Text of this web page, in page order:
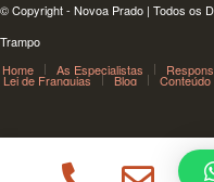
© Copyright - Novoa Prado | Todos os
Trampo
Home
As Especialistas
Lei de Franquias Blog Conteúdo
html, body { margin: 0;